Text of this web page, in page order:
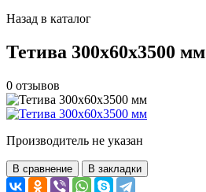
Назад в каталог
Тетива 300х60х3500 мм
0 отзывов
Производитель не указан
В сравнение В закладки